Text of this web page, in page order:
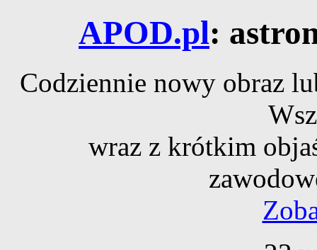
APOD.pl:
Codziennie nowy obraz
wraz z krótkim